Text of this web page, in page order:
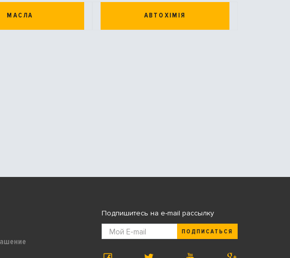
МАСЛА АВТОХІМІЯ
Подпишитесь на e-mail рассылку
ПОДПИСАТЬСЯ